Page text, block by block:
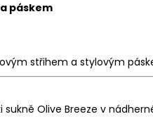
páskem
střihem a stylovým
Olive Breeze v